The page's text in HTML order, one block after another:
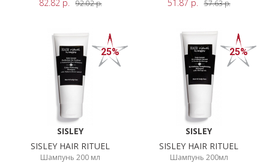
82.82р. 92.02р. 51.87 р. 57.63р.
25%
SISLEY
SISLEY HAIR RITUEL
Шампунь 200 мл
25%
SISLEY
SISLEY HAIR RITUEL
Шампунь 200мл